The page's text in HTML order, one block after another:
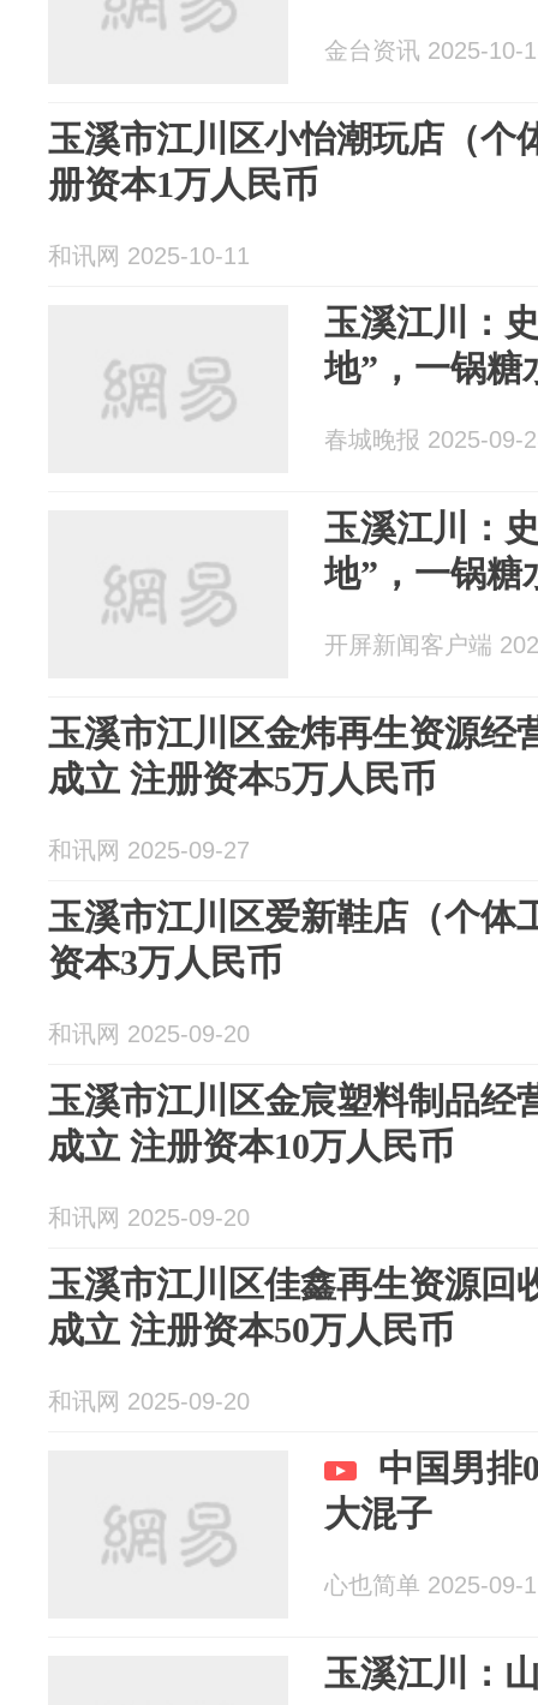
金台资讯 2025-10-
玉溪市江川区小怡潮玩店（个
册资本1万人民币
和讯网 2025-10-11
玉溪江川：
地”，一锅糖
春城晚报 2025-09-
玉溪江川：
地”，一锅糖
开屏新闻客户端
玉溪市江川区金炜再生资源经
成立 注册资本5万人民币
和讯网 2025-09-27
玉溪市江川区爱新鞋店（个体
资本3万人民币
和讯网 2025-09-20
玉溪市江川区金宸塑料制品经
成立 注册资本10万人民币
和讯网 2025-09-20
玉溪市江川区佳鑫再生资源回
成立 注册资本50万人民币
和讯网 2025-09-20
中国男排
大混子
心也简单 2025-09-
玉溪江川：